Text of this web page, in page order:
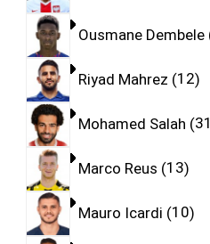
Ousmane Dembele
Riyad Mahrez 12
Mohamed Salah 31
Marco Reus 13
Mauro Icardi 10